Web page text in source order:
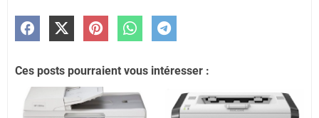
Ces posts pourraient vous intéresser :